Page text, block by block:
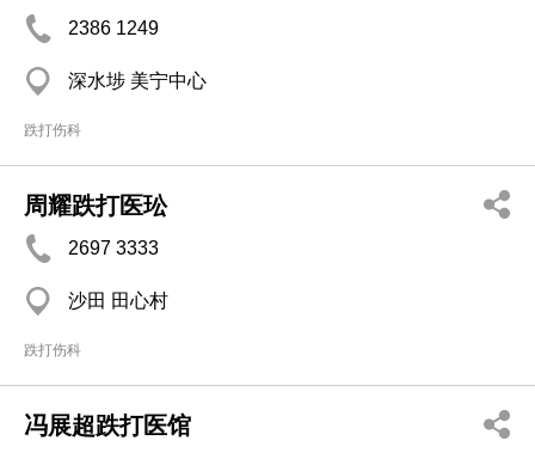
2386 1249
深水埗 美宁中心
跌打伤科
周耀跌打医玜
2697 3333
沙田 田心村
跌打伤科
冯展超跌打医馆